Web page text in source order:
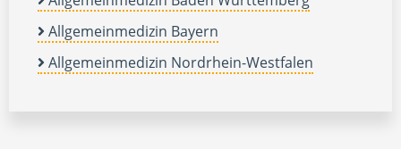
Allgemeinmedizin Bayern
Allgemeinmedizin Nordrhein-Westfalen